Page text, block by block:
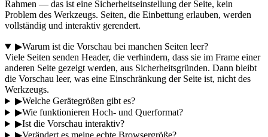
Rahmen — das ist eine Sicherheitseinstellung der Seite, kein
Problem des Werkzeugs. Seiten, die Einbettung erlauben, werden
vollständig und interaktiv gerendert.
▶Warum ist die Vorschau bei manchen Seiten leer?
Viele Seiten senden Header, die verhindern, dass sie im Frame einer
anderen Seite gezeigt werden, aus Sicherheitsgründen. Dann bleibt
die Vorschau leer, was eine Einschränkung der Seite ist, nicht des
Werkzeugs.
▶Welche Gerätegrößen gibt es?
▶Wie funktionieren Hoch- und Querformat?
▶Ist die Vorschau interaktiv?